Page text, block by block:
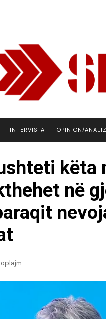
INTERVISTA OPINION/
këta
në